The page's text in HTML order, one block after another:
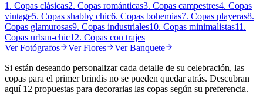
1. Copas clásicas2. Copas románticas3. Copas campestres4. Copas
vintage5. Copas shabby chic6. Copas bohemias7. Copas playeras8.
Copas glamurosas9. Copas industriales10. Copas minimalistas11.
Copas urban-chic12. Copas con trajes
VerFotógrafos VerFlores VerBanquete
Si están deseando personalizar cada detalle de su celebración, las
copas para el primer brindis no se pueden quedar atrás. Descubran
aquí 12 propuestas para decorarlas las copas según su preferencia.